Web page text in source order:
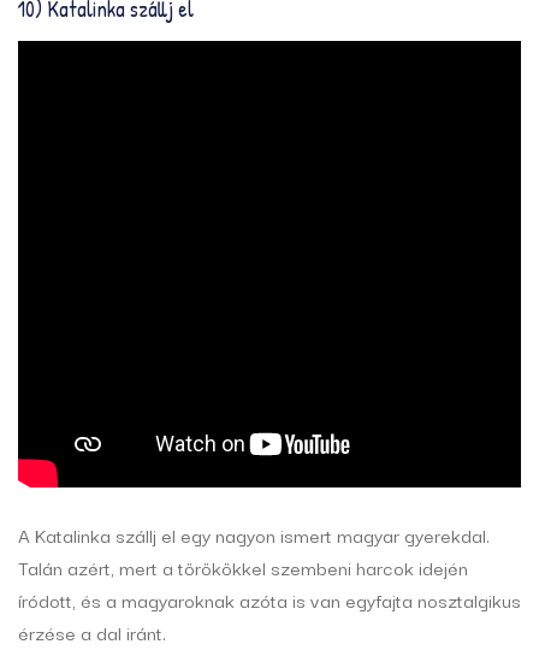
10) Katalinka szállj el
A Katalinka szállj el egy nagyon ismert magyar gyerekdal.
Talán azért, mert a törökökkel szembeni harcok idején
íródott, és a magyaroknak azóta is van egyfajta nosztalgikus
érzése a dal iránt.